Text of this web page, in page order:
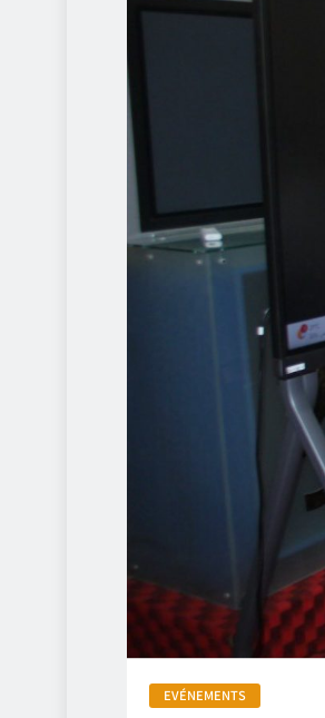
EVÉNEMENTS